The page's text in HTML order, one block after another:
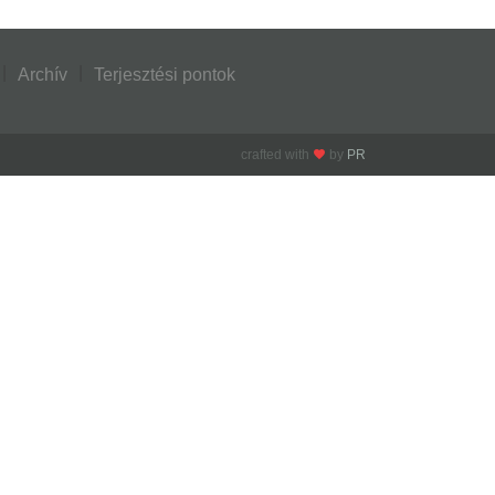
Archív Terjesztési pontok
crafted with by PR